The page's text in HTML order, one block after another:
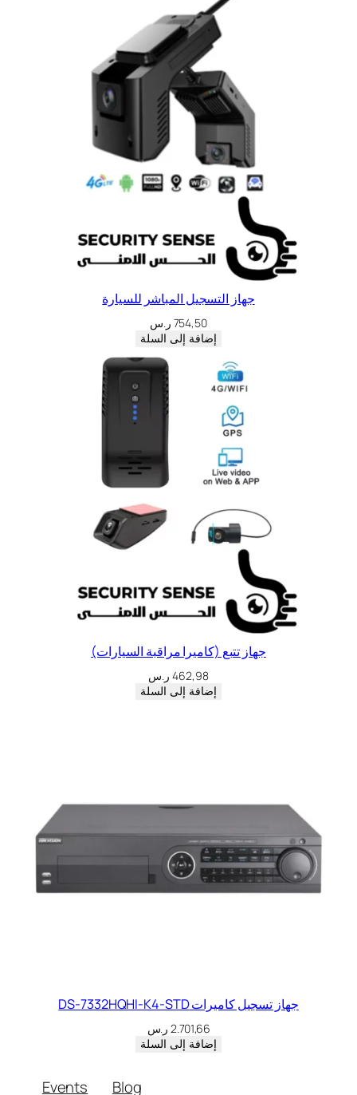
جهاز التسجيل المباشر للسيارة
754,50 ر.س
إضافة إلى السلة
جهاز تتبع (كاميرا مراقبة السيارات)
462,98 ر.س
إضافة إلى السلة
جهاز تسجيل كاميرات DS-7332HQHI-K4-STD
2.701,66 ر.س
إضافة إلى السلة
Blog
Events